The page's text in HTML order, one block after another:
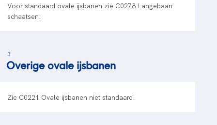
Voor standaard ovale ijsbanen zie C0278 Langebaan
schaatsen.
3
Overige ovale ijsbanen
Zie C0221 Ovale ijsbanen niet standaard.